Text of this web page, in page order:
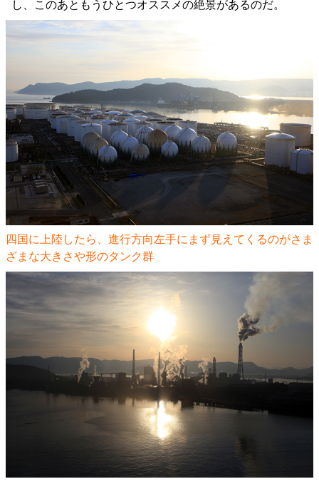
し、このあともうひとつオススメの絶景があるのだ。
四国に上陸したら、進行方向左手にまず見えてくるのがさま
ざまな大きさや形のタンク群